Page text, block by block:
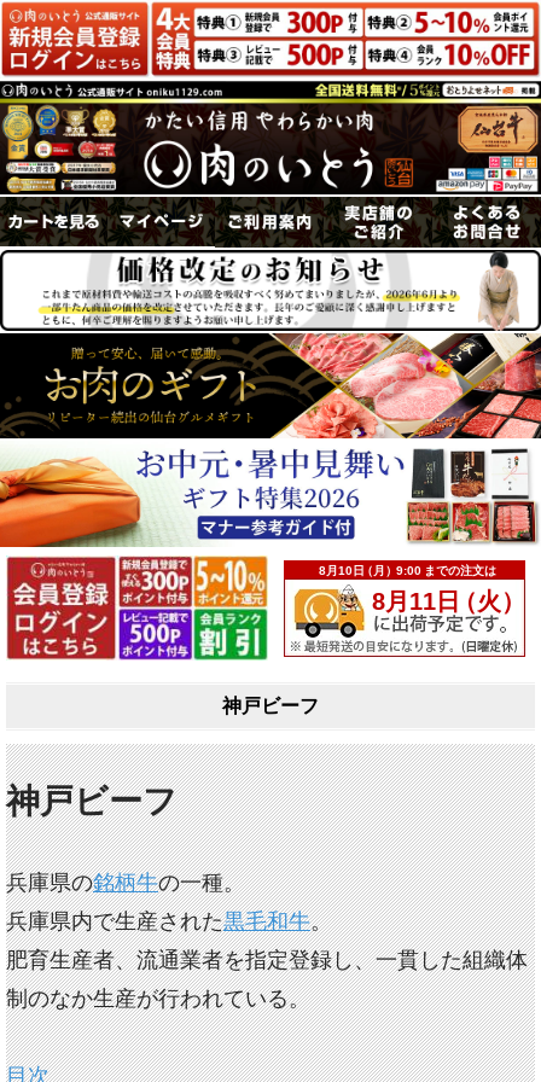
神戸ビーフ
神戸ビーフ
兵庫県の銘柄牛の一種。
兵庫県内で生産された黒毛和牛。
肥育生産者、流通業者を指定登録し、一貫した組織体
制のなか生産が行われている。
目次